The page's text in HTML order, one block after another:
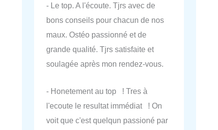
- Le top. A l'écoute. Tjrs avec de
bons conseils pour chacun de nos
maux. Ostéo passionné et de
grande qualité. Tjrs satisfaite et
soulagée après mon rendez-vous.
- Honetement au top ! Tres à
l'ecoute le resultat immédiat ! On
voit que c'est quelqun passioné par